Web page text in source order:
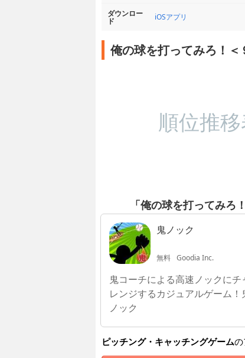
ダウンロー
ド iOSアプリ
俺の球を打ってみろ！
順位推
「俺の球を打ってみろ
鬼ノック
無料 Goodia Inc.
鬼コーチによる高速ノックにチ
レンジするカジュアルゲーム！
ノック
ピッチング・キャッチングゲーム